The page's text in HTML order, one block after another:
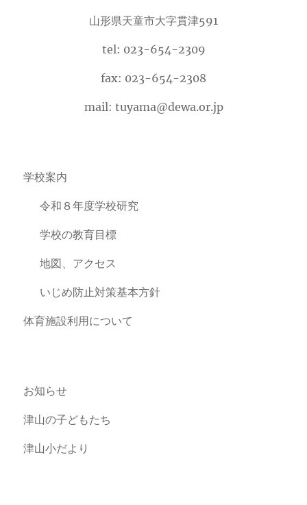
山形県天童市大字貫津591
tel: 023-654-2309
fax: 023-654-2308
mail: tuyama@dewa.or.jp
学校案内
令和８年度学校研究
学校の教育目標
地図、アクセス
いじめ防止対策基本方針
体育施設利用について
お知らせ
津山の子どもたち
津山小だより